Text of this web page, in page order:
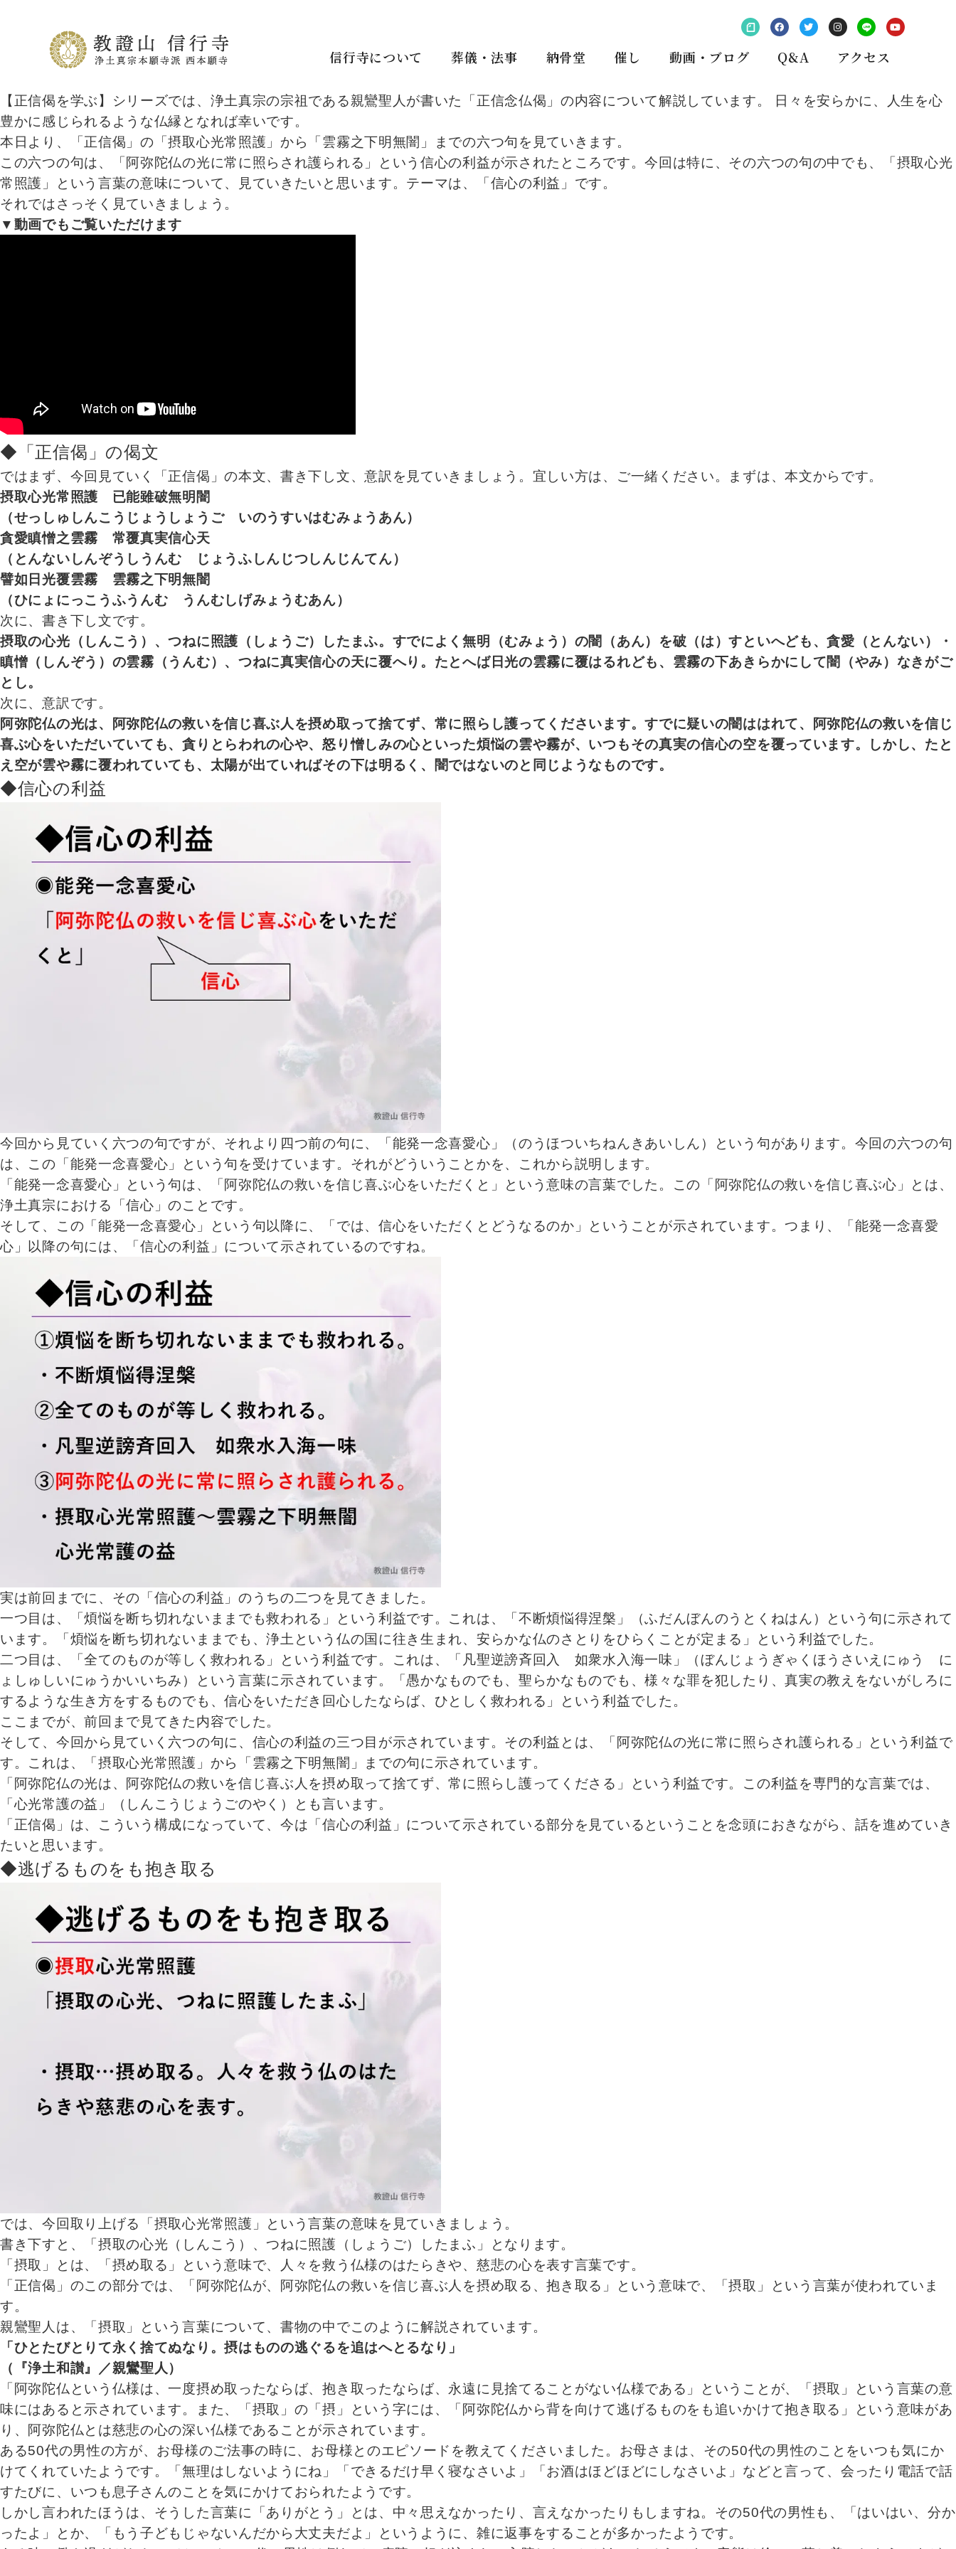
信行寺について 葬儀・法事 納骨堂 催し 動画・ブログ Q&A アクセス
【正信偈を学ぶ】シリーズでは、浄土真宗の宗祖である親鸞聖人が書いた「正信念仏偈」の内容について解説しています。 日々を安らかに、人生を心
豊かに感じられるような仏縁となれば幸いです。
本日より、「正信偈」の「摂取心光常照護」から「雲霧之下明無闇」までの六つ句を見ていきます。
この六つの句は、「阿弥陀仏の光に常に照らされ護られる」という信心の利益が示されたところです。今回は特に、その六つの句の中でも、「摂取心光
常照護」という言葉の意味について、見ていきたいと思います。テーマは、「信心の利益」です。
それではさっそく見ていきましょう。
▼動画でもご覧いただけます
◆「正信偈」の偈文
ではまず、今回見ていく「正信偈」の本文、書き下し文、意訳を見ていきましょう。宜しい方は、ご一緒ください。まずは、本文からです。
摂取心光常照護 已能雖破無明闇
（せっしゅしんこうじょうしょうご いのうすいはむみょうあん）
貪愛瞋憎之雲霧 常覆真実信心天
（とんないしんぞうしうんむ じょうふしんじつしんじんてん）
譬如日光覆雲霧 雲霧之下明無闇
（ひにょにっこうふうんむ うんむしげみょうむあん）
次に、書き下し文です。
摂取の心光（しんこう）、つねに照護（しょうご）したまふ。すでによく無明（むみょう）の闇（あん）を破（は）すといへども、貪愛（とんない）・
瞋憎（しんぞう）の雲霧（うんむ）、つねに真実信心の天に覆へり。たとへば日光の雲霧に覆はるれども、雲霧の下あきらかにして闇（やみ）なきがご
とし。
次に、意訳です。
阿弥陀仏の光は、阿弥陀仏の救いを信じ喜ぶ人を摂め取って捨てず、常に照らし護ってくださいます。すでに疑いの闇ははれて、阿弥陀仏の救いを信じ
喜ぶ心をいただいていても、貪りとらわれの心や、怒り憎しみの心といった煩悩の雲や霧が、いつもその真実の信心の空を覆っています。しかし、たと
え空が雲や霧に覆われていても、太陽が出ていればその下は明るく、闇ではないのと同じようなものです。
◆信心の利益
今回から見ていく六つの句ですが、それより四つ前の句に、「能発一念喜愛心」（のうほついちねんきあいしん）という句があります。今回の六つの句
は、この「能発一念喜愛心」という句を受けています。それがどういうことかを、これから説明します。
「能発一念喜愛心」という句は、「阿弥陀仏の救いを信じ喜ぶ心をいただくと」という意味の言葉でした。この「阿弥陀仏の救いを信じ喜ぶ心」とは、
浄土真宗における「信心」のことです。
そして、この「能発一念喜愛心」という句以降に、「では、信心をいただくとどうなるのか」ということが示されています。つまり、「能発一念喜愛
心」以降の句には、「信心の利益」について示されているのですね。
実は前回までに、その「信心の利益」のうちの二つを見てきました。
一つ目は、「煩悩を断ち切れないままでも救われる」という利益です。これは、「不断煩悩得涅槃」（ふだんぼんのうとくねはん）という句に示されて
います。「煩悩を断ち切れないままでも、浄土という仏の国に往き生まれ、安らかな仏のさとりをひらくことが定まる」という利益でした。
二つ目は、「全てのものが等しく救われる」という利益です。これは、「凡聖逆謗斉回入 如衆水入海一味」（ぼんじょうぎゃくほうさいえにゅう に
ょしゅしいにゅうかいいちみ）という言葉に示されています。「愚かなものでも、聖らかなものでも、様々な罪を犯したり、真実の教えをないがしろに
するような生き方をするものでも、信心をいただき回心したならば、ひとしく救われる」という利益でした。
ここまでが、前回まで見てきた内容でした。
そして、今回から見ていく六つの句に、信心の利益の三つ目が示されています。その利益とは、「阿弥陀仏の光に常に照らされ護られる」という利益で
す。これは、「摂取心光常照護」から「雲霧之下明無闇」までの句に示されています。
「阿弥陀仏の光は、阿弥陀仏の救いを信じ喜ぶ人を摂め取って捨てず、常に照らし護ってくださる」という利益です。この利益を専門的な言葉では、
「心光常護の益」（しんこうじょうごのやく）とも言います。
「正信偈」は、こういう構成になっていて、今は「信心の利益」について示されている部分を見ているということを念頭におきながら、話を進めていき
たいと思います。
◆逃げるものをも抱き取る
では、今回取り上げる「摂取心光常照護」という言葉の意味を見ていきましょう。
書き下すと、「摂取の心光（しんこう）、つねに照護（しょうご）したまふ」となります。
「摂取」とは、「摂め取る」という意味で、人々を救う仏様のはたらきや、慈悲の心を表す言葉です。
「正信偈」のこの部分では、「阿弥陀仏が、阿弥陀仏の救いを信じ喜ぶ人を摂め取る、抱き取る」という意味で、「摂取」という言葉が使われていま
す。
親鸞聖人は、「摂取」という言葉について、書物の中でこのように解説されています。
「ひとたびとりて永く捨てぬなり。摂はものの逃ぐるを追はへとるなり」
（『浄土和讃』／親鸞聖人）
「阿弥陀仏という仏様は、一度摂め取ったならば、抱き取ったならば、永遠に見捨てることがない仏様である」ということが、「摂取」という言葉の意
味にはあると示されています。また、「摂取」の「摂」という字には、「阿弥陀仏から背を向けて逃げるものをも追いかけて抱き取る」という意味があ
り、阿弥陀仏とは慈悲の心の深い仏様であることが示されています。
ある50代の男性の方が、お母様のご法事の時に、お母様とのエピソードを教えてくださいました。お母さまは、その50代の男性のことをいつも気にか
けてくれていたようです。「無理はしないようにね」「できるだけ早く寝なさいよ」「お酒はほどほどにしなさいよ」などと言って、会ったり電話で話
すたびに、いつも息子さんのことを気にかけておられたようです。
しかし言われたほうは、そうした言葉に「ありがとう」とは、中々思えなかったり、言えなかったりもしますね。その50代の男性も、「はいはい、分か
ったよ」とか、「もう子どもじゃないんだから大丈夫だよ」というように、雑に返事をすることが多かったようです。